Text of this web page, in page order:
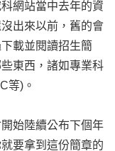
網站當中去年的資
出來以前，舊的會
載並閱讀招生簡
東西，諸如專業科
等)。
始陸續公布下個年
要拿到這份簡章的